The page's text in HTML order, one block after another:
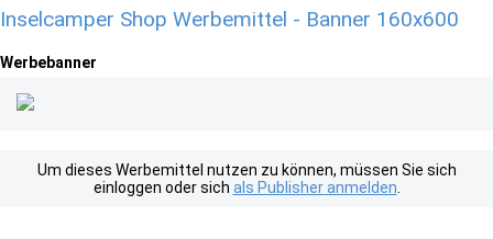
Inselcamper Shop Werbemittel - Banner 160x600
Werbebanner
Um dieses Werbemittel nutzen zu können, müssen Sie sich
einloggen oder sich als Publisher anmelden